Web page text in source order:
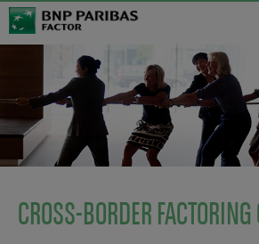
CROSS-BORDER